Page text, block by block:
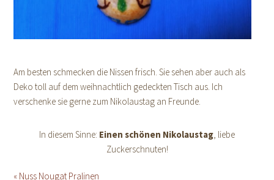
Am besten schmecken die Nissen frisch. Sie sehen aber auch als
Deko toll auf dem weihnachtlich gedeckten Tisch aus. Ich
verschenke sie gerne zum Nikolaustag an Freunde.
In diesem Sinne: Einen schönen Nikolaustag , liebe
Zuckerschnuten!
« Nuss Nougat Pralinen